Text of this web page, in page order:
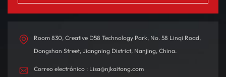
emocionante. Con una
autonomía de hasta 580
está diseñado tanto para
desplazamientos diarios
distancia.
experiencia premium. El
interior está
con materiales de alta
calidad, creando un
confortable y
Room 830, Creative D58 Technology Park, No. 58 Linqi Road,
Dongshan Street, Jiangning District, Nanjing, China.
Correo electrónico : Lisa@njkaitong.com